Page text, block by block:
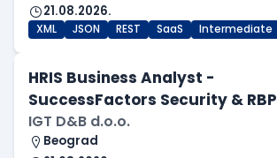
21.08.2026.
XML JSON REST SaaS Intermediate
HRIS Business Analyst -
SuccessFactors Security & RBP
IGT D&B d.o.o.
Beograd